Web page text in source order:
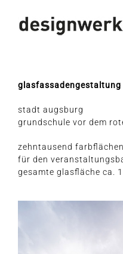
springen
glas­fas­sa­den­ge­stal­tung
stadt augs­burg
grund­schu­le vor dem
zehn­tau­send farbflächen
für den
gesam­te glas­flä­che ca.